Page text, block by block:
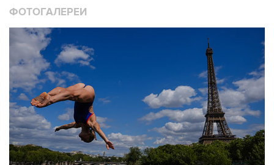
ФОТОГАЛЕРЕИ